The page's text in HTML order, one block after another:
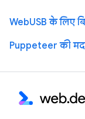
WebUSB के लिए
Puppeteer की